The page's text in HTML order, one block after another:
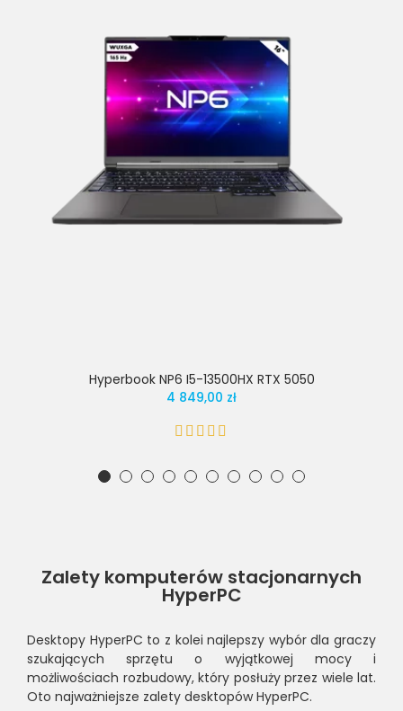
Hyperbook NP6 I5-13500HX RTX 5050
4 849,00 zł
Zalety komputerów stacjonarnych
HyperPC
Desktopy HyperPC to z kolei najlepszy wybór dla graczy
szukających sprzętu o wyjątkowej mocy i
możliwościach rozbudowy, który posłuży przez wiele lat.
Oto najważniejsze zalety desktopów HyperPC.